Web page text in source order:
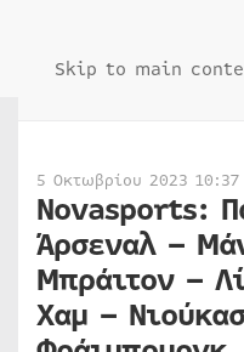
Skip to main
5 Οκτωβρίου 2023 10:37
Novasports:
Άρσεναλ –
Μπράιτον –
Χαμ –